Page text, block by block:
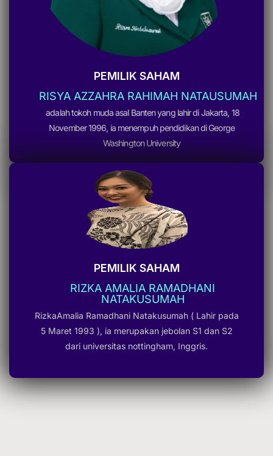
PEMILIK SAHAM
RISYA AZZAHRA RAHIMAH NATAUSUMAH
adalah tokoh muda asal Banten yang lahir di Jakarta, 18
November 1996, ia menempuh pendidikan di George
Washington University
PEMILIK SAHAM
RIZKA AMALIA RAMADHANI
NATAKUSUMAH
RizkaAmalia Ramadhani Natakusumah ( Lahir pada
5 Maret 1993 ), ia merupakan jebolan S1 dan S2
dari universitas nottingham, Inggris.